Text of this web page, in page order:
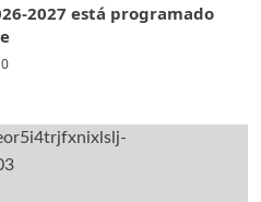
2027 está programado
0